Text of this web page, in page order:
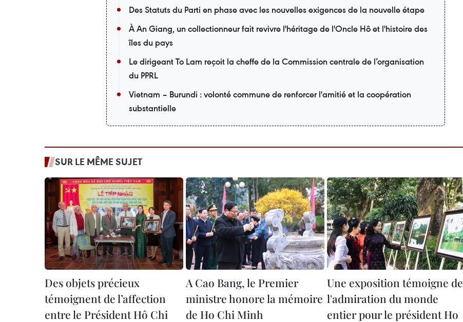
Des Statuts du Parti en phase avec les nouvelles exigences de la nouvelle étape
À An Giang, un collectionneur fait revivre l'héritage de l'Oncle Hô et l'histoire des
îles du pays
Le dirigeant To Lam reçoit la cheffe de la Commission centrale de l’organisation
du PPRL
Vietnam – Burundi : volonté commune de renforcer l'amitié et la coopération
substantielle
SUR LE MÊME SUJET
Des objets précieux
témoignent de l’affection
entre le Président Hô Chi
A Cao Bang, le Premier
ministre honore la mémoire
de Ho Chi Minh
Une exposition témoigne de
l'admiration du monde
entier pour le président Ho